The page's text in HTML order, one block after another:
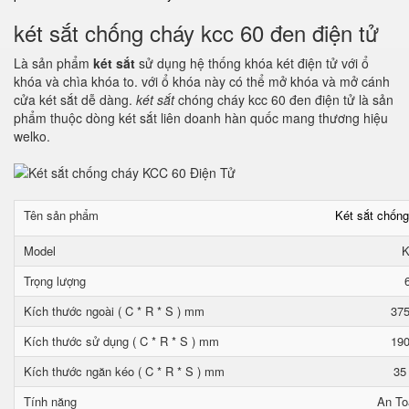
két sắt chống cháy kcc 60 đen điện tử
Là sản phẩm két sắt sử dụng hệ thống khóa két điện tử với ổ
khóa và chìa khóa to. với ổ khóa này có thể mở khóa và mở cánh
cửa két sắt dễ dàng. két sắtchóng cháy kcc 60 đen điện tử là sản
phẩm thuộc dòng két sắt liên doanh hàn quốc mang thương hiệu
welko.
Tên sản phẩm Két sắt
Model
Trọng lượng
Kích thước ngoài ( C * R * S ) mm
Kích thước sử dụng ( C * R * S ) mm
Kích thước ngăn kéo ( C * R * S ) mm
Tính năng
An